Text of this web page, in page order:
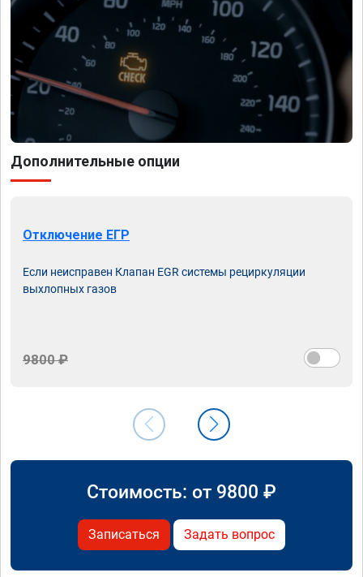
Дополнительные опции
Отключение ЕГР
Если неисправен Клапан EGR системы рециркуляции
выхлопных газов
9800 ₽
Стоимость: от 9800 ₽
Записаться Задать вопрос